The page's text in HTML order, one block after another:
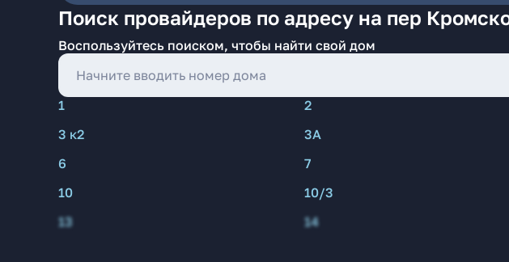
Поиск провайдеров по адресу на пер
Воспользуйтесь поиском, чтобы найти свой дом
1 2
3 к2
3А
6
7
10
10/3
13
14